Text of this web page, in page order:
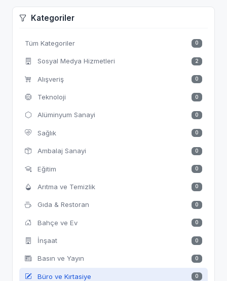
Kategoriler
Tüm Kategoriler 0
Sosyal Medya Hizmetleri 2
Alışveriş 0
Teknoloji 0
Alüminyum Sanayi 0
Sağlık 0
Ambalaj Sanayi 0
Eğitim 0
Arıtma ve Temizlik 0
Gıda & Restoran 0
Bahçe ve Ev 0
İnşaat 0
Basın ve Yayın 0
Büro ve Kırtasiye 0